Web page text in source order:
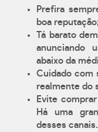
Prefira
boa
Tá barato
anunciando
abaixo da
Cuidado com
realmente do
Evite
Há uma
desses canais.